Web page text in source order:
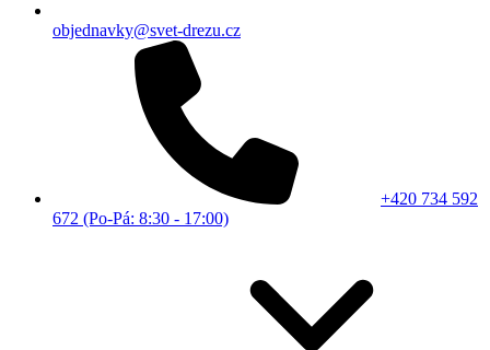
objednavky@svet-drezu.cz
+420 734 592
672 (Po-Pá: 8:30 - 17:00)